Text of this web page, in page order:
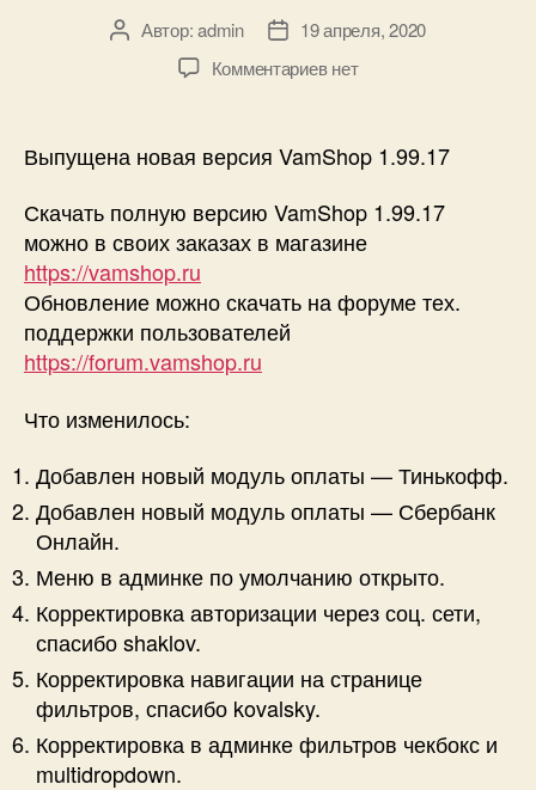
АвторАвтор:admin
Дата19 апреля, 2020
Комментариевк
версия
VamShop
нет
Выпущена новая версия VamShop 1.99.17
Скачать полную версию VamShop 1.99.17
можно в своих заказах в магазине
https://vamshop.ru
Обновление можно скачать на форуме тех.
поддержки пользователей
https://forum.vamshop.ru
Что изменилось:
Добавлен новый модуль оплаты — Тинькофф.
Добавлен новый модуль оплаты — Сбербанк
Онлайн.
Меню в админке по умолчанию открыто.
Корректировка авторизации через соц. сети,
спасибо shaklov.
Корректировка навигации на странице
фильтров, спасибо kovalsky.
Корректировка в админке фильтров чекбокс и
multidropdown.